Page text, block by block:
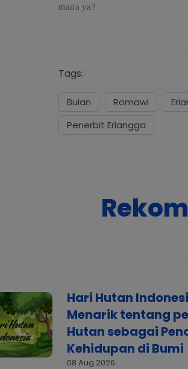
mana ya?
Tags:
Bulan Romawi
Penerbit Erlangga
Hari Hutan
Menarik tentang
Hutan sebagai
Kehidupan di Bumi
08 Aug 2026